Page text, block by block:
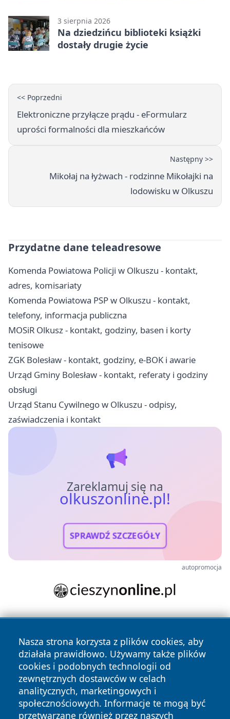
3 sierpnia 2026
Na dziedzińcu biblioteki książki
dostały drugie życie
<< Poprzedni
Elektroniczne przyłącze prądu - eFormularz
uprości formalności dla mieszkańców
Następny >>
Mikołaj na łyżwach - rodzinne Mikołajki na
lodowisku w Olkuszu
Przydatne dane teleadresowe
Komenda Powiatowa Policji w Olkuszu - kontakt,
adres, komisariaty
Komenda Powiatowa PSP w Olkuszu - kontakt,
telefony, informacja publiczna
MOSiR Olkusz - kontakt, godziny, basen i korty
tenisowe
ZGK Bolesław - kontakt, godziny, e-BOK i awarie
Urząd Gminy Bolesław - kontakt, referaty i godziny
obsługi
Urząd Stanu Cywilnego w Olkuszu - odpisy,
zaświadczenia i kontakt
Zareklamuj się na
olkuszonline.pl!
SPRAWDŹ SZCZEGÓŁY
autopromocja
Nasza strona korzysta z plików cookies, aby
działała prawidłowo. Używamy także plików
cookies i podobnych technologii od
zewnętrznych dostawców w celach
analitycznych, marketingowych i
społecznościowych. Informacje te mogą być
przetwarzane również przez naszych
Copyright © 2026 olkuszonline.pl Wszystkie prawa
zastrzeżone.